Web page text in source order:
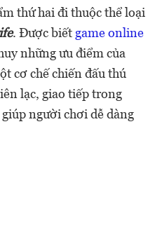
thứ hai đi thuộc thể loại
. Được biết game online
những ưu điểm của
cơ chế chiến đấu thú
lạc, giao tiếp trong
người chơi dễ dàng